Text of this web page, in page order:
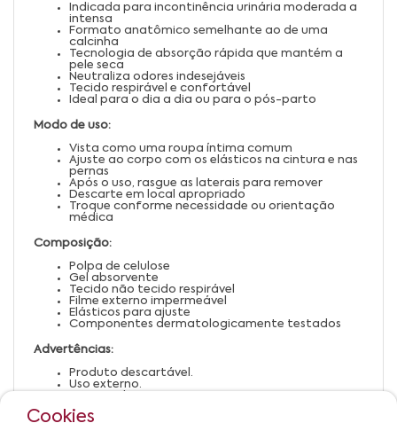
Indicada para incontinência urinária moderada a
intensa
Formato anatômico semelhante ao de uma
calcinha
Tecnologia de absorção rápida que mantém a
pele seca
Neutraliza odores indesejáveis
Tecido respirável e confortável
Ideal para o dia a dia ou para o pós-parto
Modo de uso:
Vista como uma roupa íntima comum
Ajuste ao corpo com os elásticos na cintura e nas
pernas
Após o uso, rasgue as laterais para remover
Descarte em local apropriado
Troque conforme necessidade ou orientação
médica
Composição:
Polpa de celulose
Gel absorvente
Tecido não tecido respirável
Filme externo impermeável
Elásticos para ajuste
Componentes dermatologicamente testados
Advertências:
Produto descartável.
Uso externo.
Armazenar em local seco, fresco e ao abrigo da
luz.
Cookies